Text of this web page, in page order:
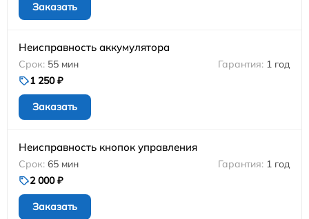
Заказать
Неисправность аккумулятора
55 мин
1 год
1 250 ₽
Заказать
Неисправность кнопок управления
65 мин
1 год
2 000 ₽
Заказать